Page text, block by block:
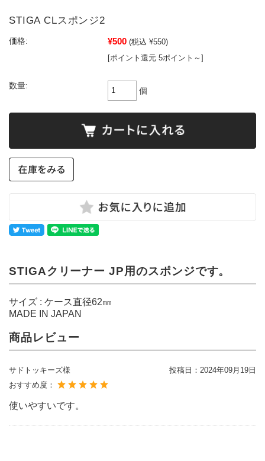
STIGA CLスポンジ2
価格: ¥500 (税込 ¥550)
[ポイント還元 5ポイント～]
数量:
個
STIGAクリーナー JP用のスポンジです。
サイズ : ケース直径62㎜
MADE IN JAPAN
商品レビュー
サドトッキーズ様 投稿日： 2024年09月19日
おすすめ度：
使いやすいです。